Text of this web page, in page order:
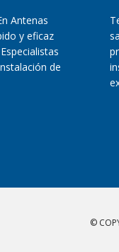
Antenas
y eficaz
de
©